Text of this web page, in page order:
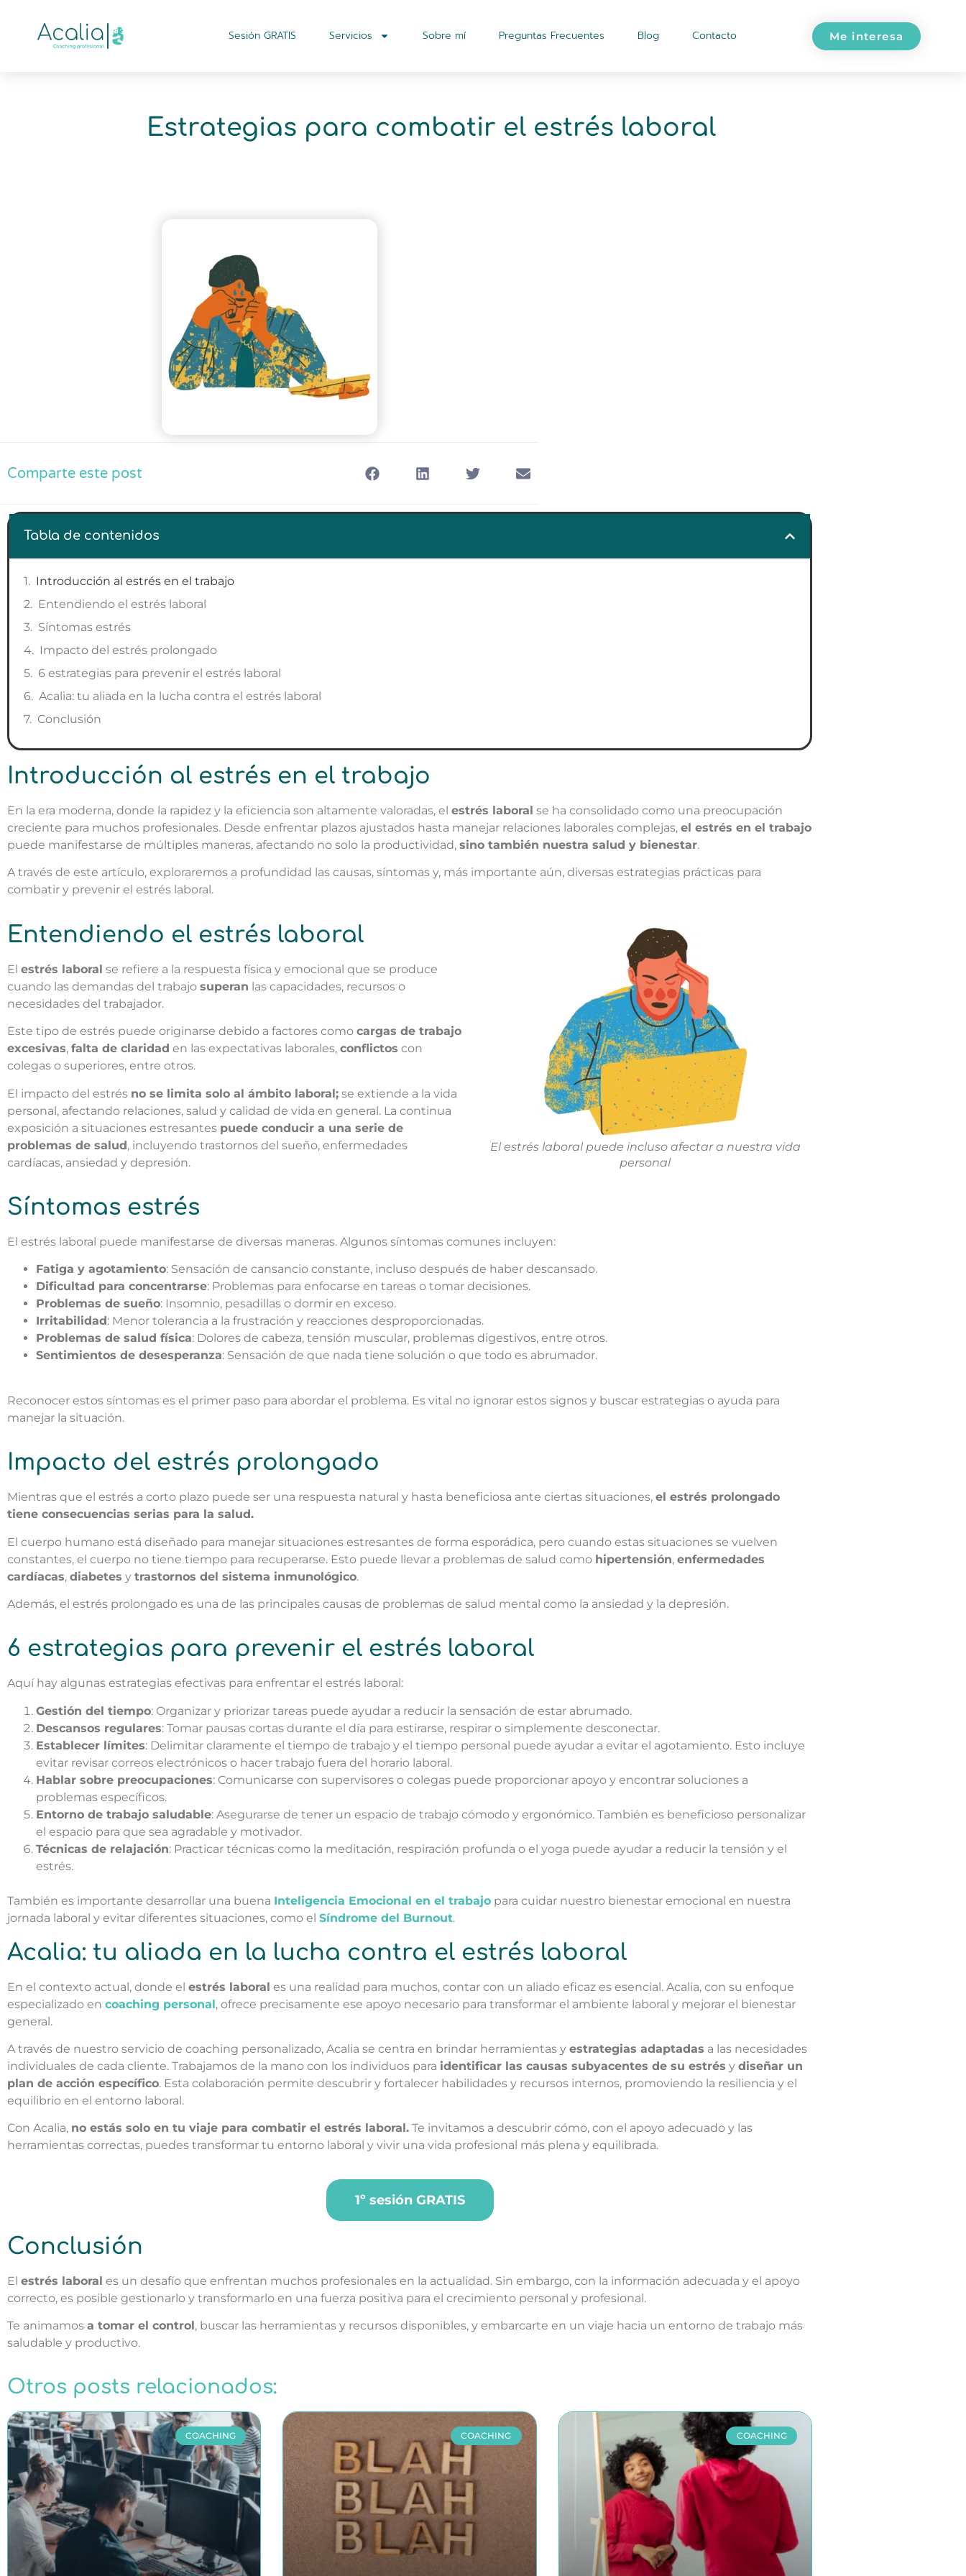
Sesión GRATIS Servicios Sobre mí Preguntas Frecuentes Blog Contacto Me interesa
Estrategias para combatir el estrés laboral
Comparte este post
Tabla de contenidos
Introducción al estrés en el trabajo
Entendiendo el estrés laboral
Síntomas estrés
Impacto del estrés prolongado
6 estrategias para prevenir el estrés laboral
Acalia: tu aliada en la lucha contra el estrés laboral
Conclusión
Introducción al estrés en el trabajo
En la era moderna, donde la rapidez y la eficiencia son altamente valoradas, el estrés laboral se ha consolidado como una preocupación
creciente para muchos profesionales. Desde enfrentar plazos ajustados hasta manejar relaciones laborales complejas, el estrés en el trabajo
puede manifestarse de múltiples maneras, afectando no solo la productividad, sino también nuestra salud y bienestar.
A través de este artículo, exploraremos a profundidad las causas, síntomas y, más importante aún, diversas estrategias prácticas para
combatir y prevenir el estrés laboral.
Entendiendo el estrés laboral
El estrés laboral se refiere a la respuesta física y emocional que se produce
cuando las demandas del trabajo superan las capacidades, recursos o
necesidades del trabajador.
Este tipo de estrés puede originarse debido a factores como cargas de trabajo
excesivas, falta de claridad en las expectativas laborales, conflictos con
colegas o superiores, entre otros.
El impacto del estrés no se limita solo al ámbito laboral; se extiende a la vida
personal, afectando relaciones, salud y calidad de vida en general. La continua
exposición a situaciones estresantes puede conducir a una serie de
problemas de salud, incluyendo trastornos del sueño, enfermedades
cardíacas, ansiedad y depresión.
El estrés laboral puede incluso afectar a nuestra vida
personal
Síntomas estrés
El estrés laboral puede manifestarse de diversas maneras. Algunos síntomas comunes incluyen:
Fatiga y agotamiento: Sensación de cansancio constante, incluso después de haber descansado.
Dificultad para concentrarse: Problemas para enfocarse en tareas o tomar decisiones.
Problemas de sueño: Insomnio, pesadillas o dormir en exceso.
Irritabilidad : Menor tolerancia a la frustración y reacciones desproporcionadas.
Problemas de salud física: Dolores de cabeza, tensión muscular, problemas digestivos, entre otros.
Sentimientos de desesperanza: Sensación de que nada tiene solución o que todo es abrumador.
Reconocer estos síntomas es el primer paso para abordar el problema. Es vital no ignorar estos signos y buscar estrategias o ayuda para
manejar la situación.
Impacto del estrés prolongado
Mientras que el estrés a corto plazo puede ser una respuesta natural y hasta beneficiosa ante ciertas situaciones, el estrés prolongado
tiene consecuencias serias para la salud.
El cuerpo humano está diseñado para manejar situaciones estresantes de forma esporádica, pero cuando estas situaciones se vuelven
constantes, el cuerpo no tiene tiempo para recuperarse. Esto puede llevar a problemas de salud como hipertensión, enfermedades
cardíacas, diabetes y trastornos del sistema inmunológico.
Además, el estrés prolongado es una de las principales causas de problemas de salud mental como la ansiedad y la depresión.
6 estrategias para prevenir el estrés laboral
Aquí hay algunas estrategias efectivas para enfrentar el estrés laboral:
Gestión del tiempo: Organizar y priorizar tareas puede ayudar a reducir la sensación de estar abrumado.
Descansos regulares: Tomar pausas cortas durante el día para estirarse, respirar o simplemente desconectar.
Establecer límites: Delimitar claramente el tiempo de trabajo y el tiempo personal puede ayudar a evitar el agotamiento. Esto incluye
evitar revisar correos electrónicos o hacer trabajo fuera del horario laboral.
Hablar sobre preocupaciones: Comunicarse con supervisores o colegas puede proporcionar apoyo y encontrar soluciones a
problemas específicos.
Entorno de trabajo saludable: Asegurarse de tener un espacio de trabajo cómodo y ergonómico. También es beneficioso personalizar
el espacio para que sea agradable y motivador.
Técnicas de relajación: Practicar técnicas como la meditación, respiración profunda o el yoga puede ayudar a reducir la tensión y el
estrés.
También es importante desarrollar una buena Inteligencia Emocional en el trabajo para cuidar nuestro bienestar emocional en nuestra
jornada laboral y evitar diferentes situaciones, como el Síndrome del Burnout.
Acalia: tu aliada en la lucha contra el estrés laboral
En el contexto actual, donde el estrés laboral es una realidad para muchos, contar con un aliado eficaz es esencial. Acalia, con su enfoque
especializado en coaching personal, ofrece precisamente ese apoyo necesario para transformar el ambiente laboral y mejorar el bienestar
general.
A través de nuestro servicio de coaching personalizado, Acalia se centra en brindar herramientas y estrategias adaptadas a las necesidades
individuales de cada cliente. Trabajamos de la mano con los individuos para identificar las causas subyacentes de su estrés y diseñar un
plan de acción específico. Esta colaboración permite descubrir y fortalecer habilidades y recursos internos, promoviendo la resiliencia y el
equilibrio en el entorno laboral.
Con Acalia, no estás solo en tu viaje para combatir el estrés laboral. Te invitamos a descubrir cómo, con el apoyo adecuado y las
herramientas correctas, puedes transformar tu entorno laboral y vivir una vida profesional más plena y equilibrada.
1º sesión GRATIS
Conclusión
El estrés laboral es un desafío que enfrentan muchos profesionales en la actualidad. Sin embargo, con la información adecuada y el apoyo
correcto, es posible gestionarlo y transformarlo en una fuerza positiva para el crecimiento personal y profesional.
Te animamos a tomar el control , buscar las herramientas y recursos disponibles, y embarcarte en un viaje hacia un entorno de trabajo más
saludable y productivo.
Otros posts relacionados:
COACHING COACHING COACHING